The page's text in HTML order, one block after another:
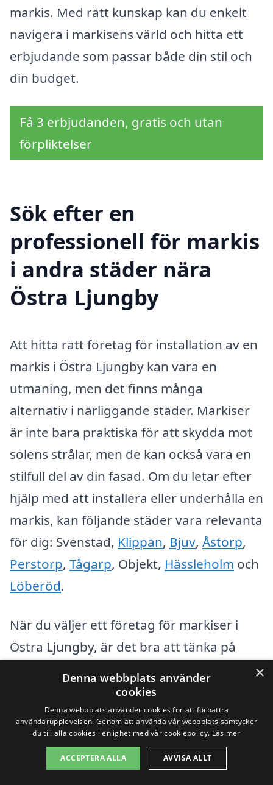
markis. Med rätt kunskap kan du enkelt
navigera i markisens värld och hitta ett
erbjudande som passar både din stil och
din budget.
Få 3 erbjudanden, gratis och utan
förpliktelser
Sök efter en
professionell för markis
i andra städer nära
Östra Ljungby
Att hitta rätt företag för installation av en
markis i Östra Ljungby kan vara en
utmaning, men det finns många
alternativ i närliggande städer. Markiser
är inte bara praktiska för att skydda mot
solens strålar, men de kan också vara en
stilfull del av din fasad. Om du letar efter
hjälp med att installera eller underhålla en
markis, kan följande städer vara relevanta
för dig: Svenstad, Klippan, Bjuv, Åstorp,
Perstorp, Tågarp, Objekt, Hässleholm och
Löberöd.
När du väljer ett företag för markiser i
Östra Ljungby, är det bra att tänka på
Erfarenhet: Se till att företaget har
erfarenhet inom markisinstallation
och kan ge referenser.
×
Denna webbplats använder
cookies
Denna webbplats använder cookies för att förbättra
användarupplevelsen. Genom att använda vår webbplats samtycker
du till alla cookies i enlighet med vår cookiepolicy. Läs mer
ACCEPTERA ALLA AVVISA ALLT